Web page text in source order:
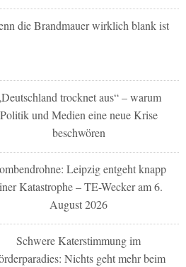
die Brandmauer wirklich blank ist
trocknet aus“ – warum
Politik und Medien eine neue Krise
beschwören
Leipzig entgeht knapp
Katastrophe – TE-Wecker am 6.
August 2026
Schwere Katerstimmung im
Nichts geht mehr beim